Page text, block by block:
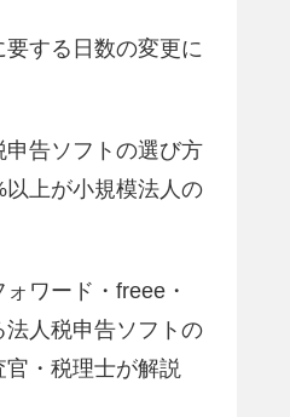
する日数の変更に
告ソフトの選び方
以上が小規模法人の
ワード・freee・
人税申告ソフトの
・税理士が解説